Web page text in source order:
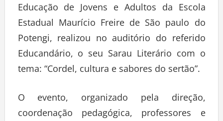
Educação de Jovens e Adultos da Escola
Estadual Maurício Freire de São paulo do
Potengi, realizou no auditório do referido
Educandário, o seu Sarau Literário com o
tema: “Cordel, cultura e sabores do sertão”.
O evento, organizado pela direção,
coordenação pedagógica, professores e